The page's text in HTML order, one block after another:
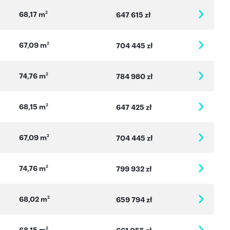
68,17 m2 647 615 zł
67,09 m2 704 445 zł
74,76 m2 784 980 zł
68,15 m2 647 425 zł
67,09 m2 704 445 zł
74,76 m2 799 932 zł
68,02 m2 659 794 zł
2